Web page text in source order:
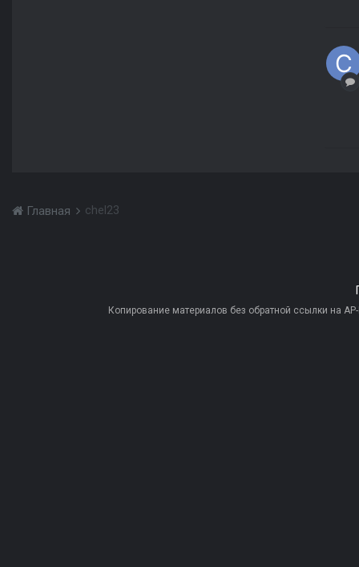
Главная chel23
Копирование материалов без обратной ссылки на